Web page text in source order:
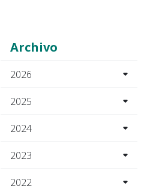
Archivo
2026
2025
2024
2023
2022